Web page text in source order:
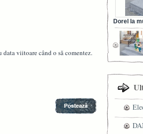
viitoare când o să comentez.
Dorel la
din